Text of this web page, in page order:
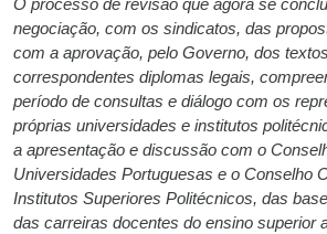
O processo de revisão que agora se
negociação, com os sindicatos, das
com a aprovação, pelo Governo, dos
correspondentes diplomas legais,
período de consultas e diálogo com os
próprias universidades e institutos
a apresentação e discussão com o
Universidades Portuguesas e o Conselho
Institutos Superiores Politécnicos, das
das carreiras docentes do ensino superior